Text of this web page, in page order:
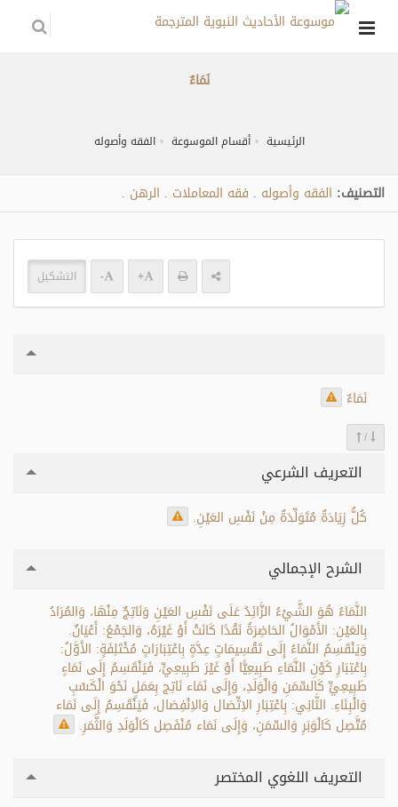
نَمَاءٌ
الرئيسية أقسام الموسوعة الفقه وأصوله
التصنيف: الفقه وأصوله فقه المعاملات الرهن
+
- التشكيل
نَمَاءٌ
/
التعريف الشرعي
كُلُّ زِيَادَةٌ مُتَوَلِّدَةٌ مِنْ نَفْسِ العَيْنِ.
الشرح الإجمالي
النَّمَاءُ هُوَ الشَّيْءُ الزَّائِدُ عَلَى نَفْسِ العَيْنِ وَنَاتِجٌ مِنْهَا، وَالمُرَادُ
بِالعَيْنِ: الأَمْوَالُ الحَاضِرَةُ نَقْدًا كَانَتْ أَوْ غَيْرَهُ، وَالجَمْعُ: أَعْيَانٌ.
وَيَنْقَسِمُ النَّمَاءُ إِلَى تَقْسِيمَاتٍ عِدَّةٍ بِاعْتِبَارَاتٍ مُخْتَلِفَةٍ: الأَوَّلُ:
بِاعْتِبَارِ كَوْنِ النَّمَاءِ طَبِيعِيًّا أَوْ غَيْرَ طَبِيعِيٍّ، فَيَنْقَسِمُ إِلَى نَمَاءٍ
طَبِيعِيٍّ كَالسِّمَنِ وَالْوَلَدِ، وَإِلَى نَمَاء نَاتِج بِعَمَلٍ نَحْوَ الْكَسْبِ
وَالْبِنَاءِ. الثَّانِي: بِاعْتِبَارِ الاِتِّصَال وَالاِنْفِصَال، فَيَنْقَسِمُ إِلَى نَمَاء
مُتَّصِل كَالْوَبَرِ وَالسِّمَنِ، وَإِلَى نَمَاء مُنْفَصِل كَالْوَلَدِ وَالثَّمَرِ.
التعريف اللغوي المختصر